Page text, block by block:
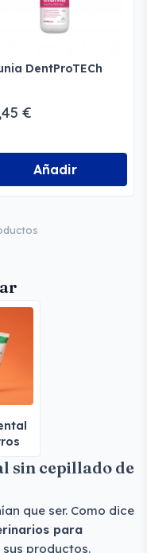
DentProTECh
€
Añadir
sin cepillado de
que ser. Como dice
para
sus productos.